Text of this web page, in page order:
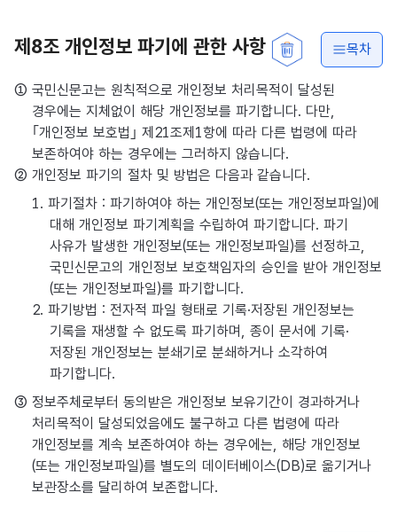
제8조 개인정보 파기에 관한 사항 목차
① 국민신문고는 원칙적으로 개인정보 처리목적이 달성된
경우에는 지체없이 해당 개인정보를 파기합니다. 다만,
｢개인정보 보호법｣ 제21조제1항에 따라 다른 법령에 따라
보존하여야 하는 경우에는 그러하지 않습니다.
② 개인정보 파기의 절차 및 방법은 다음과 같습니다.
1. 파기절차 : 파기하여야 하는 개인정보(또는 개인정보파일)에
대해 개인정보 파기계획을 수립하여 파기합니다. 파기
사유가 발생한 개인정보(또는 개인정보파일)를 선정하고,
국민신문고의 개인정보 보호책임자의 승인을 받아 개인정보
(또는 개인정보파일)를 파기합니다.
2. 파기방법 : 전자적 파일 형태로 기록·저장된 개인정보는
기록을 재생할 수 없도록 파기하며, 종이 문서에 기록·
저장된 개인정보는 분쇄기로 분쇄하거나 소각하여
파기합니다.
③ 정보주체로부터 동의받은 개인정보 보유기간이 경과하거나
처리목적이 달성되었음에도 불구하고 다른 법령에 따라
개인정보를 계속 보존하여야 하는 경우에는, 해당 개인정보
(또는 개인정보파일)를 별도의 데이터베이스(DB)로 옮기거나
보관장소를 달리하여 보존합니다.